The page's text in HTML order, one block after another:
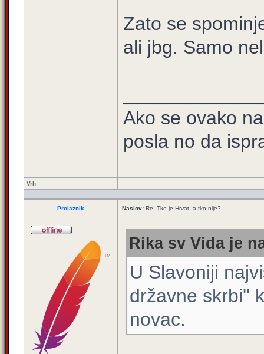
Zato se
ali jbg. Samo
Ako se ovako
posla no da
Vrh
Prolaznik Naslov: Re: Tko je Hrvat, a tko nije?
Rika sv Vida je
U Slavoniji
državne skrbi''
novac.